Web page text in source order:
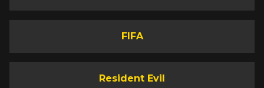
FIFA
Resident Evil